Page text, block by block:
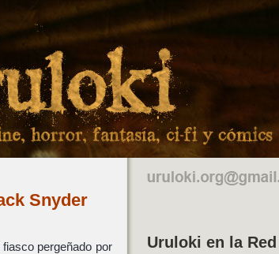
Snyder
pergeñado por
Uruloki en la Red